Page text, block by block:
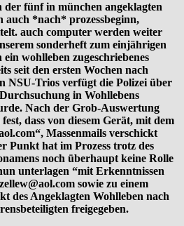
der fünf in münchen angeklagten
auch *nach* prozessbeginn,
auch computer werden weiter
sonderheft zum einjährigen
wohlleben zugeschriebenes
seit den ersten Wochen nach
NSU-Trios verfügt die Polizei über
in Wohllebens
Nach der Grob-Auswertung
dass von diesem Gerät, mit dem
Massenmails verschickt
Punkt hat im Prozess trotz des
noch überhaupt keine Rolle
unterlagen “mit Erkenntnissen
sowie zu einem
des Angeklagten Wohlleben nach
freigegeben.